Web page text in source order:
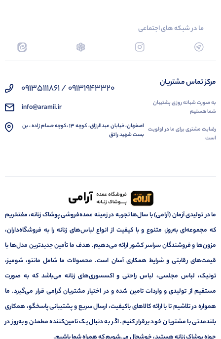
ما در شبکه های اجتماعی
مرکز تماس مشتریان
به صورت شبانه روزی پشتیبان
شما هستیم
رضایت مشتری برای ما در اولویت
است
09131943320 / 09135111861
info@aramii.ir
اصفهان، خیابان عبدالرزاق، کوچه 13 ،کوچه حسام زاده ، بن
بست شهید راتق
ما در تولیدی آرمان (آرامی) با سال‌ها تجربه در زمینه عمده‌فروشی پوشاک زنانه، مفتخریم
که مجموعه‌ای به‌روز، متنوع و با کیفیت از انواع لباس‌های زنانه را به فروشگاه‌داران،
مزون‌ها و فروشندگان سراسر کشور ارائه می‌دهیم. هدف ما تأمین جدیدترین مدل‌ها با
قیمت‌های رقابتی و شرایط همکاری آسان است. محصولات ما شامل مانتو، شومیز،
تونیک، لباس مجلسی، لباس راحتی و اکسسوری‌های زنانه می‌باشد که به صورت
مستقیم از تولیدی و واردات تامین شده و در اختیار مشتریان گرامی قرار می‌گیرد. ما
همواره در تلاشیم تا با ارائه کالاهای باکیفیت، ارسال سریع و پشتیبانی پاسخگو، همکاری
بلندمدتی با مشتریان خود برقرار کنیم. اگر به دنبال یک تامین‌کننده مطمئن و به‌روز در